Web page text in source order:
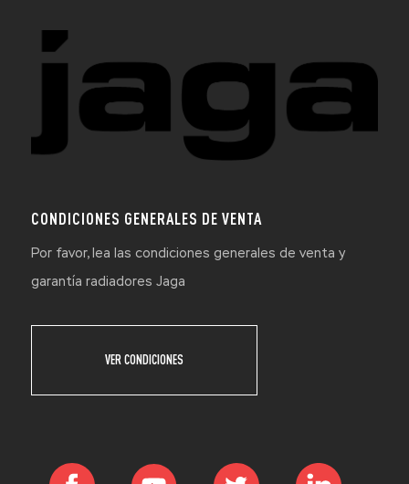
CONDICIONES GENERALES DE VENTA
Por favor, lea las condiciones generales de venta y
garantía radiadores Jaga
VER CONDICIONES